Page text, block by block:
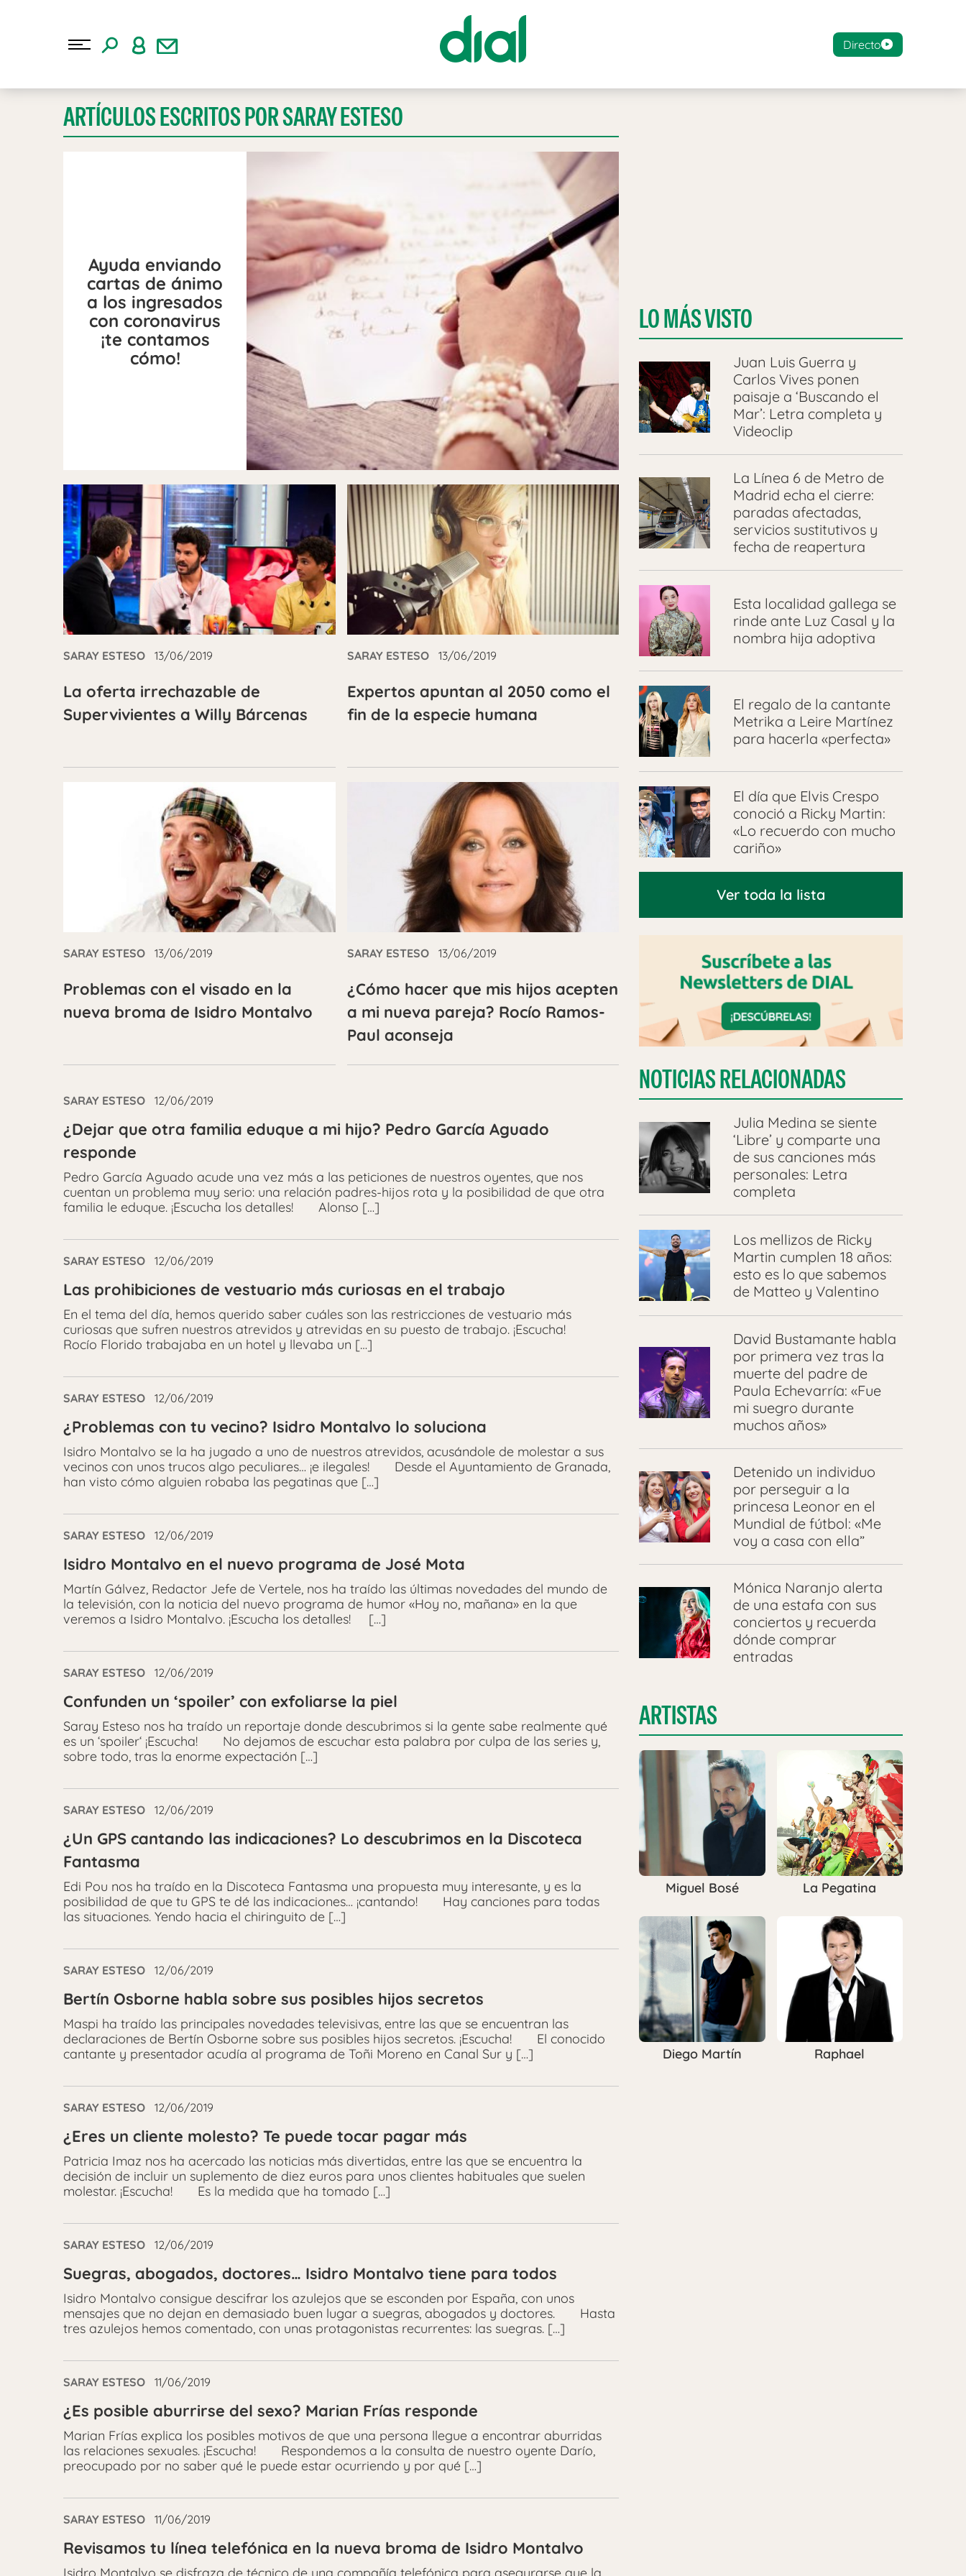
Directo
ARTÍCULOS ESCRITOS POR SARAY ESTESO
Ayuda enviando
cartas de ánimo
a los ingresados
con coronavirus
¡te contamos
cómo!
SARAY ESTESO 13/06/2019
La oferta irrechazable de
Supervivientes a Willy Bárcenas
SARAY ESTESO 13/06/2019
Expertos apuntan al 2050 como el
fin de la especie humana
SARAY ESTESO 13/06/2019
Problemas con el visado en la
nueva broma de Isidro Montalvo
SARAY ESTESO 13/06/2019
¿Cómo hacer que mis hijos acepten
a mi nueva pareja? Rocío Ramos-
Paul aconseja
SARAY ESTESO 12/06/2019
¿Dejar que otra familia eduque a mi hijo? Pedro García Aguado
responde
Pedro García Aguado acude una vez más a las peticiones de nuestros oyentes, que nos
cuentan un problema muy serio: una relación padres-hijos rota y la posibilidad de que otra
familia le eduque. ¡Escucha los detalles! Alonso […]
SARAY ESTESO 12/06/2019
Las prohibiciones de vestuario más curiosas en el trabajo
En el tema del día, hemos querido saber cuáles son las restricciones de vestuario más
curiosas que sufren nuestros atrevidos y atrevidas en su puesto de trabajo. ¡Escucha!
Rocío Florido trabajaba en un hotel y llevaba un […]
SARAY ESTESO 12/06/2019
¿Problemas con tu vecino? Isidro Montalvo lo soluciona
Isidro Montalvo se la ha jugado a uno de nuestros atrevidos, acusándole de molestar a sus
vecinos con unos trucos algo peculiares… ¡e ilegales! Desde el Ayuntamiento de Granada,
han visto cómo alguien robaba las pegatinas que […]
SARAY ESTESO 12/06/2019
Isidro Montalvo en el nuevo programa de José Mota
Martín Gálvez, Redactor Jefe de Vertele, nos ha traído las últimas novedades del mundo de
la televisión, con la noticia del nuevo programa de humor «Hoy no, mañana» en la que
veremos a Isidro Montalvo. ¡Escucha los detalles! […]
SARAY ESTESO 12/06/2019
Confunden un ‘spoiler’ con exfoliarse la piel
Saray Esteso nos ha traído un reportaje donde descubrimos si la gente sabe realmente qué
es un ‘spoiler‘ ¡Escucha! No dejamos de escuchar esta palabra por culpa de las series y,
sobre todo, tras la enorme expectación […]
SARAY ESTESO 12/06/2019
¿Un GPS cantando las indicaciones? Lo descubrimos en la Discoteca
Fantasma
Edi Pou nos ha traído en la Discoteca Fantasma una propuesta muy interesante, y es la
posibilidad de que tu GPS te dé las indicaciones… ¡cantando! Hay canciones para todas
las situaciones. Yendo hacia el chiringuito de […]
SARAY ESTESO 12/06/2019
Bertín Osborne habla sobre sus posibles hijos secretos
Maspi ha traído las principales novedades televisivas, entre las que se encuentran las
declaraciones de Bertín Osborne sobre sus posibles hijos secretos. ¡Escucha! El conocido
cantante y presentador acudía al programa de Toñi Moreno en Canal Sur y […]
SARAY ESTESO 12/06/2019
¿Eres un cliente molesto? Te puede tocar pagar más
Patricia Imaz nos ha acercado las noticias más divertidas, entre las que se encuentra la
decisión de incluir un suplemento de diez euros para unos clientes habituales que suelen
molestar. ¡Escucha! Es la medida que ha tomado […]
SARAY ESTESO 12/06/2019
Suegras, abogados, doctores… Isidro Montalvo tiene para todos
Isidro Montalvo consigue descifrar los azulejos que se esconden por España, con unos
mensajes que no dejan en demasiado buen lugar a suegras, abogados y doctores. Hasta
tres azulejos hemos comentado, con unas protagonistas recurrentes: las suegras. […]
SARAY ESTESO 11/06/2019
¿Es posible aburrirse del sexo? Marian Frías responde
Marian Frías explica los posibles motivos de que una persona llegue a encontrar aburridas
las relaciones sexuales. ¡Escucha! Respondemos a la consulta de nuestro oyente Darío,
preocupado por no saber qué le puede estar ocurriendo y por qué […]
SARAY ESTESO 11/06/2019
Revisamos tu línea telefónica en la nueva broma de Isidro Montalvo
LO MÁS VISTO
Juan Luis Guerra y
Carlos Vives ponen
paisaje a ‘Buscando el
Mar’: Letra completa y
Videoclip
La Línea 6 de Metro de
Madrid echa el cierre:
paradas afectadas,
servicios sustitutivos y
fecha de reapertura
Esta localidad gallega se
rinde ante Luz Casal y la
nombra hija adoptiva
El regalo de la cantante
Metrika a Leire Martínez
para hacerla «perfecta»
El día que Elvis Crespo
conoció a Ricky Martin:
«Lo recuerdo con mucho
cariño»
Ver toda la lista
NOTICIAS RELACIONADAS
Julia Medina se siente
‘Libre’ y comparte una
de sus canciones más
personales: Letra
completa
Los mellizos de Ricky
Martin cumplen 18 años:
esto es lo que sabemos
de Matteo y Valentino
David Bustamante habla
por primera vez tras la
muerte del padre de
Paula Echevarría: «Fue
mi suegro durante
muchos años»
Detenido un individuo
por perseguir a la
princesa Leonor en el
Mundial de fútbol: «Me
voy a casa con ella”
Mónica Naranjo alerta
de una estafa con sus
conciertos y recuerda
dónde comprar
entradas
ARTISTAS
Miguel Bosé La Pegatina
Diego Martín Raphael